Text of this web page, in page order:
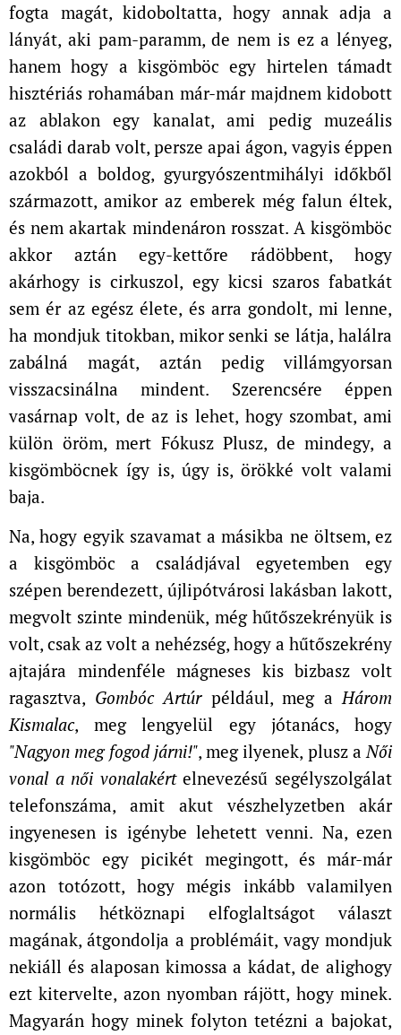
fogta magát, kidoboltatta, hogy annak adja a
lányát, aki pam-paramm, de nem is ez a lényeg,
hanem hogy a kisgömböc egy hirtelen támadt
hisztériás rohamában már-már majdnem kidobott
az ablakon egy kanalat, ami pedig muzeális
családi darab volt, persze apai ágon, vagyis éppen
azokból a boldog, gyurgyószentmihályi időkből
származott, amikor az emberek még falun éltek,
és nem akartak mindenáron rosszat. A kisgömböc
akkor aztán egy-kettőre rádöbbent, hogy
akárhogy is cirkuszol, egy kicsi szaros fabatkát
sem ér az egész élete, és arra gondolt, mi lenne,
ha mondjuk titokban, mikor senki se látja, halálra
zabálná magát, aztán pedig villámgyorsan
visszacsinálna mindent. Szerencsére éppen
vasárnap volt, de az is lehet, hogy szombat, ami
külön öröm, mert Fókusz Plusz, de mindegy, a
kisgömböcnek így is, úgy is, örökké volt valami
baja.
Na, hogy egyik szavamat a másikba ne öltsem, ez
a kisgömböc a családjával egyetemben egy
szépen berendezett, újlipótvárosi lakásban lakott,
megvolt szinte mindenük, még hűtőszekrényük is
volt, csak az volt a nehézség, hogy a hűtőszekrény
ajtajára mindenféle mágneses kis bizbasz volt
ragasztva, Gombóc Artúrpéldául, meg aHárom
Kismalac, meg lengyelül egy jótanács, hogy
"Nagyon meg fogod járni!", meg ilyenek, plusz aNői
vonal a női vonalakértelnevezésű segélyszolgálat
telefonszáma, amit akut vészhelyzetben akár
ingyenesen is igénybe lehetett venni. Na, ezen
kisgömböc egy picikét megingott, és már-már
azon totózott, hogy mégis inkább valamilyen
normális hétköznapi elfoglaltságot választ
magának, átgondolja a problémáit, vagy mondjuk
nekiáll és alaposan kimossa a kádat, de alighogy
ezt kitervelte, azon nyomban rájött, hogy minek.
Magyarán hogy minek folyton tetézni a bajokat,